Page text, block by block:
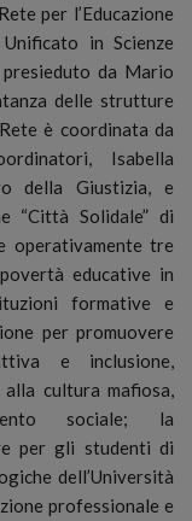
per l’Educazione
in Scienze
presieduto da Mario
delle strutture
è coordinata da
Isabella
della Giustizia, e
“Città Solidale” di
operativamente tre
educative in
formative e
per promuovere
e inclusione,
cultura mafiosa,
sociale; la
per gli studenti di
dell’Università
professionale e